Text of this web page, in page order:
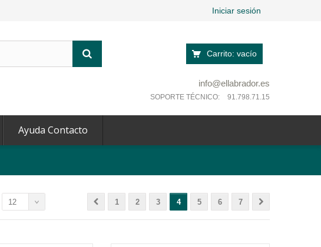
Iniciar sesión
Carrito: vacío
info@ellabrador.es
SOPORTE TÉCNICO: 91.798.71.15
Ayuda Contacto
12 1 2 3 4 5 6 7